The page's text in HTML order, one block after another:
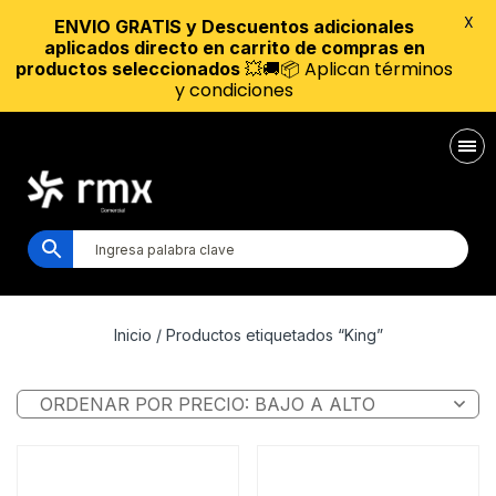
Inicio / Productos etiquetados “King”
ENVIO GRATIS y Descuentos adicionales
aplicados directo en carrito de compras en
productos seleccionados 💥🚚📦 Aplican términos
y condiciones
X